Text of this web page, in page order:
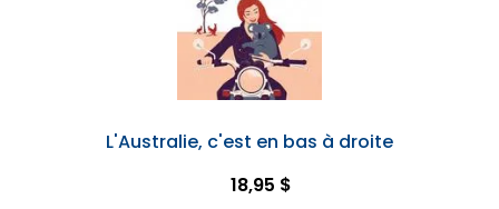
L'Australie, c'est en bas à droite
18,95 $